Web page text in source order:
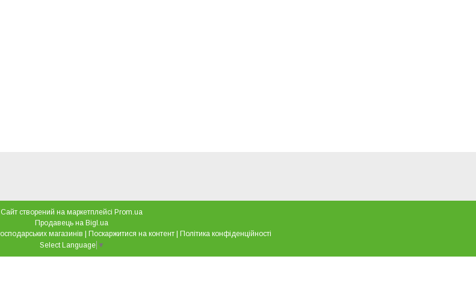
Сайт створений на маркетплейсі Prom.ua
Продавець на Bigl.ua
Поскаржитися на контент
Політика конфіденційності
Select Language ▼